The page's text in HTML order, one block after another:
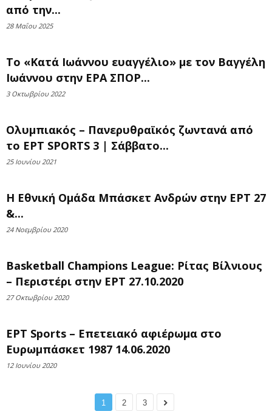
από την...
28 Μαΐου 2025
Το «Κατά Ιωάννου ευαγγέλιο» με τον Βαγγέλη
Ιωάννου στην ΕΡΑ ΣΠΟΡ...
3 Οκτωβρίου 2022
Ολυμπιακός – Πανερυθραϊκός ζωντανά από
το EΡT SPORTS 3 | Σάββατο...
25 Ιουνίου 2021
Η Εθνική Ομάδα Μπάσκετ Ανδρών στην ΕΡΤ 27
&...
24 Νοεμβρίου 2020
Basketball Champions League: Ρίτας Βίλνιους
– Περιστέρι στην ΕΡΤ 27.10.2020
27 Οκτωβρίου 2020
ΕΡΤ Sports – Επετειακό αφιέρωμα στο
Ευρωμπάσκετ 1987 14.06.2020
12 Ιουνίου 2020
1 2 3